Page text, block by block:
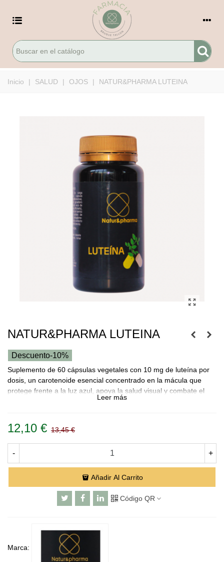
Inicio | SALUD | OJOS | NATUR&PHARMA LUTEINA
NATUR&PHARMA LUTEINA
Descuento-10%
Suplemento de 60 cápsulas vegetales con 10 mg de luteína por
dosis, un carotenoide esencial concentrado en la mácula que
protege frente a la luz azul, apoya la salud visual y combate el
Leer más
12,10 € 13,45 €
- +
Añadir Al Carrito
Código QR
Marca: